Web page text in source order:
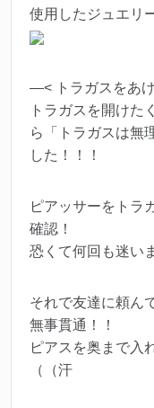
使用したジュエリ
—< トラガスを
トラガスを開けた
ら「トラガスは無
した！！！
ピアッサーをトラ
確認！
恐くて何回も迷い
それで友達に頼ん
無事貫通！！
ピアスを奥まで入
（（汗